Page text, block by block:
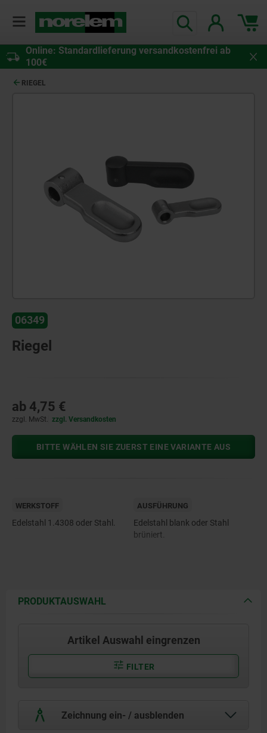
Online: Standardlieferung versandkostenfrei ab
100€
RIEGEL
06349
Riegel
ab 4,75 €
zzgl. MwSt. zzgl. Versandkosten
BITTE WÄHLEN SIE ZUERST EINE VARIANTE AUS
WERKSTOFF
Edelstahl 1.4308 oder Stahl.
AUSFÜHRUNG
Edelstahl blank oder Stahl
brüniert.
PRODUKTAUSWAHL
Artikel Auswahl eingrenzen
FILTER
Zeichnung ein- / ausblenden